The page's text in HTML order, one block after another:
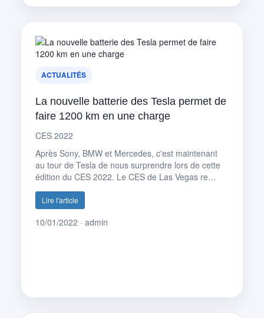
ACTUALITÉS
La nouvelle batterie des Tesla permet de
faire 1200 km en une charge
CES 2022
Après Sony, BMW et Mercedes, c'est maintenant
au tour de Tesla de nous surprendre lors de cette
édition du CES 2022. Le CES de Las Vegas re…
Lire l'article
10/01/2022 · admin